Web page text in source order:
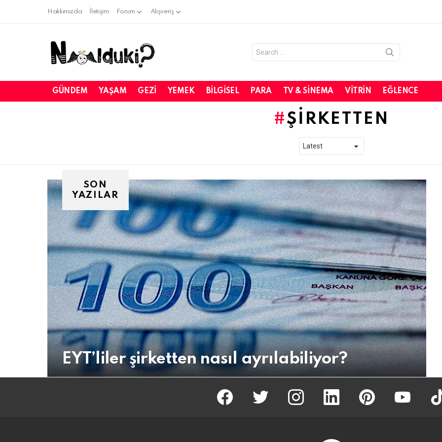
Hakkımızda İletişim Forum Alışveriş
for:
GÜNDEM YAŞAM GEZI YEMEK BILGISEL PARA TV & SINEMA VITRIN EĞLENCE
ŞIRKETTEN
SON
YAZILAR
EYT’liler şirketten nasıl ayrılabiliyor?
facebook twitter İnstagram linkedin pinterest